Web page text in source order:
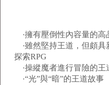
·擁有壓倒性內容量的高
·雖然堅持王道，但頗具
探索RPG
·操縱魔者進行冒險的王
·“光”與“暗”的王道故事